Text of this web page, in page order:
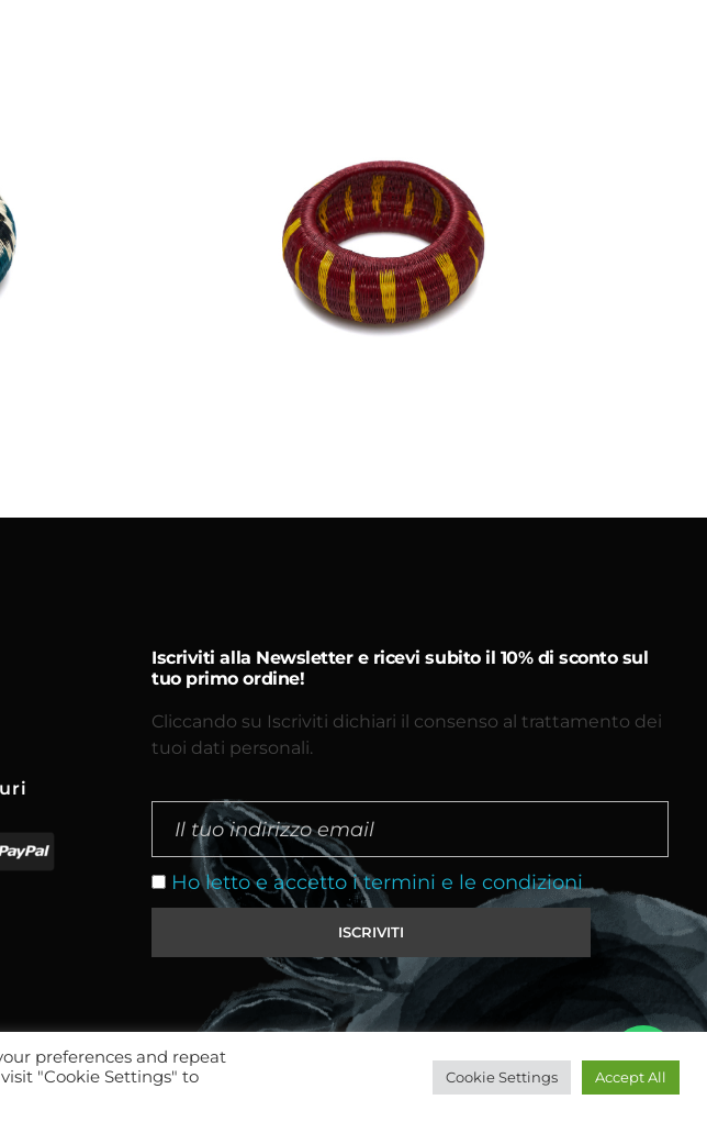
€45.00
Iscriviti alla Newsletter e ricevi subito il 10% di sconto sul
tuo primo ordine!
Cliccando su Iscriviti dichiari il consenso al trattamento dei
tuoi dati personali.
Ho letto e accetto i termini e le condizioni
preferences and repeat
"Cookie Settings" to
Cookie Settings Accept All